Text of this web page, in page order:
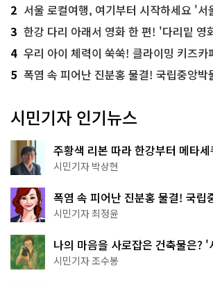
2 서울 로컬여행, 여기부터 시작하세요 '
3 한강 다리 아래서 영화 한 편! '다리밑 영
4 우리 아이 체력이 쑥쑥! 클라이밍 키즈카
5 폭염 속 피어난 진분홍 물결! 국립중앙박
시민기자 인기뉴스
주황색 리본 따라 한강부터 메타
서울둘레길 15코스
시민기자 박상현
폭염 속 피어난 진분홍 물결! 국립
무 명소
시민기자 최정윤
나의 마음을 사로잡은 건축물은?
상작 공개!
시민기자 조수봉